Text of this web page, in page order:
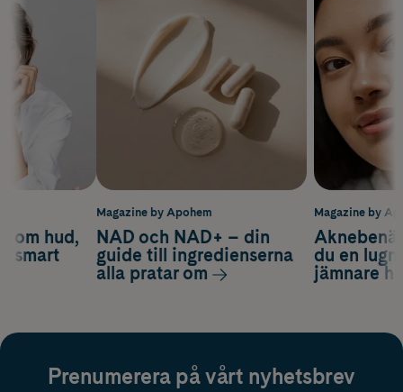
Magazine by
du en
jämnare
om hud,
smart
Magazine by Apohem
NAD och NAD+ – din
guide till ingredienserna
alla pratar om
Prenumerera på vårt nyhetsbrev